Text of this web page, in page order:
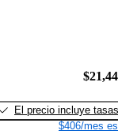
El precio incluye tasas
$406/mes